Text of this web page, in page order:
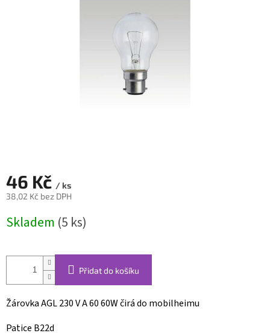
46 Kč / ks
38,02 Kč bez DPH
cena:
Skladem (5 ks)
Přidat do košíku
Žárovka AGL 230 V A 60 60W čirá do mobilheimu
Patice B22d